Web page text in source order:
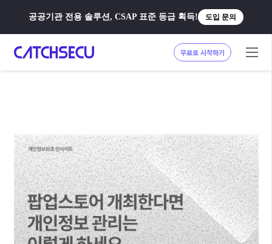
공공기관 전용 솔루션, CSAP 표준 등급 획득! 도입 문의
무료로 시작하기